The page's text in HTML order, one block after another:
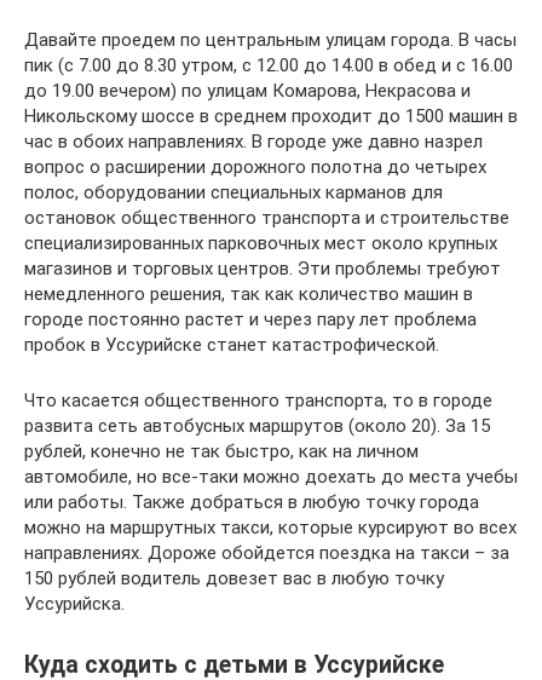
Давайте проедем по центральным улицам города. В часы
пик (с 7.00 до 8.30 утром, с 12.00 до 14.00 в обед и с 16.00
до 19.00 вечером) по улицам Комарова, Некрасова и
Никольскому шоссе в среднем проходит до 1500 машин в
час в обоих направлениях. В городе уже давно назрел
вопрос о расширении дорожного полотна до четырех
полос, оборудовании специальных карманов для
остановок общественного транспорта и строительстве
специализированных парковочных мест около крупных
магазинов и торговых центров. Эти проблемы требуют
немедленного решения, так как количество машин в
городе постоянно растет и через пару лет проблема
пробок в Уссурийске станет катастрофической.
Что касается общественного транспорта, то в городе
развита сеть автобусных маршрутов (около 20). За 15
рублей, конечно не так быстро, как на личном
автомобиле, но все-таки можно доехать до места учебы
или работы. Также добраться в любую точку города
можно на маршрутных такси, которые курсируют во всех
направлениях. Дороже обойдется поездка на такси – за
150 рублей водитель довезет вас в любую точку
Уссурийска.
Куда сходить с детьми в Уссурийске